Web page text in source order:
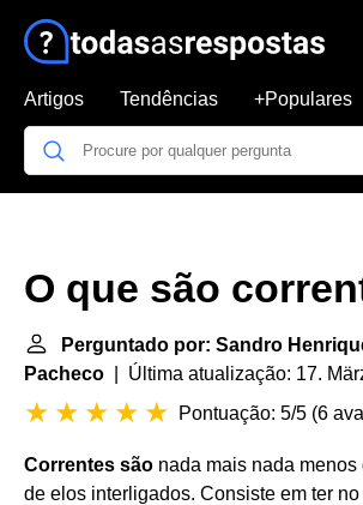
Artigos Tendências +Populares
O que são
Perguntado por: Sandro
Pacheco | Última atualização: 17.
Pontuação: 5/5 (6
Correntes são nada mais nada
de elos interligados. Consiste em ter